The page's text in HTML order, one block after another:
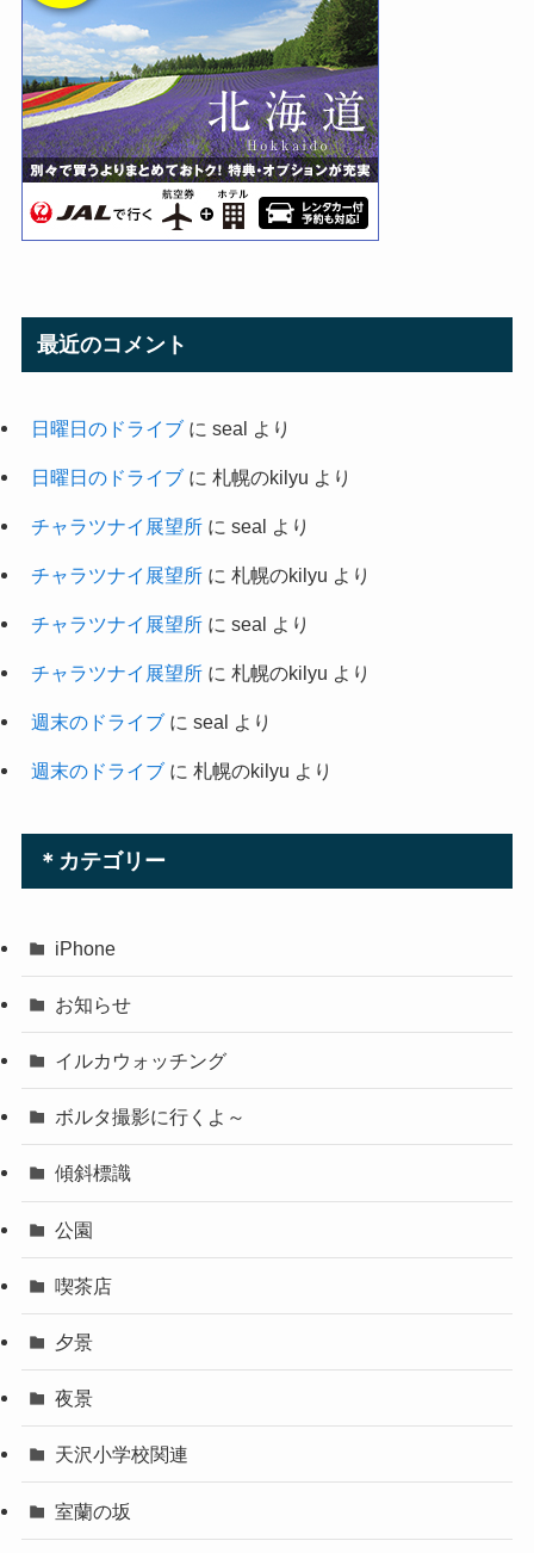
最近のコメント
日曜日のドライブに seal より
日曜日のドライブに 札幌のkilyu より
チャラツナイ展望所に seal より
チャラツナイ展望所に 札幌のkilyu より
チャラツナイ展望所に seal より
チャラツナイ展望所に 札幌のkilyu より
週末のドライブに seal より
週末のドライブに 札幌のkilyu より
＊カテゴリー
iPhone
お知らせ
イルカウォッチング
ボルタ撮影に行くよ～
傾斜標識
公園
喫茶店
夕景
夜景
天沢小学校関連
室蘭の坂